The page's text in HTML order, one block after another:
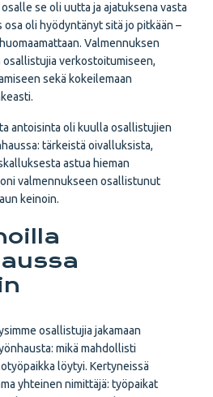
se oli uutta ja ajatuksena vasta
osa oli hyödyntänyt sitä jo pitkään –
Valmennuksen
verkostoitumiseen,
sekä kokeilemaan
antoisinta oli kuulla osallistujien
tärkeistä oivalluksista,
astua hieman
valmennukseen osallistunut
keinoin.
osallistujia jakamaan
mikä mahdollisti
löytyi. Kertyneissä
yhteinen nimittäjä: työpaikat